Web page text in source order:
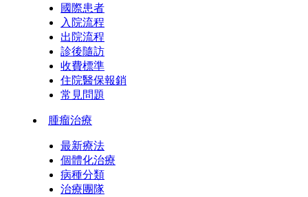
國際患者
入院流程
出院流程
診後隨訪
收費標準
住院醫保報銷
常見問題
腫瘤治療
最新療法
個體化治療
病種分類
治療團隊